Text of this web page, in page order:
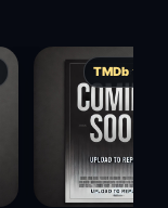
TMDb ★